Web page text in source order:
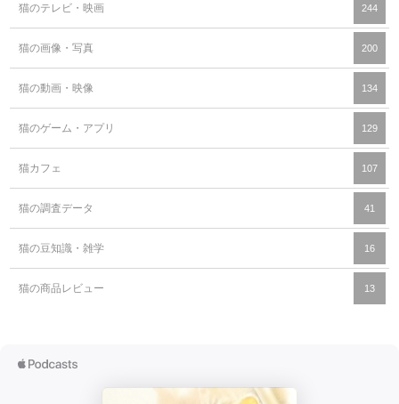
猫のテレビ・映画 244
猫の画像・写真 200
猫の動画・映像 134
猫のゲーム・アプリ 129
猫カフェ 107
猫の調査データ 41
猫の豆知識・雑学 16
猫の商品レビュー 13